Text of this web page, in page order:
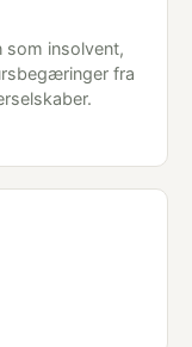
som insolvent,
fra